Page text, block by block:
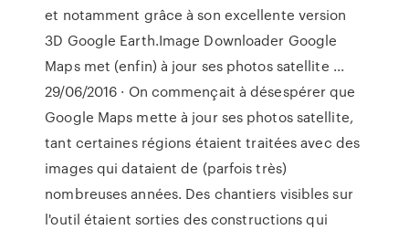
et notamment grâce à son excellente version
3D Google Earth.Image Downloader Google
Maps met (enfin) à jour ses photos satellite ...
29/06/2016 · On commençait à désespérer que
Google Maps mette à jour ses photos satellite,
tant certaines régions étaient traitées avec des
images qui dataient de (parfois très)
nombreuses années. Des chantiers visibles sur
l'outil étaient sorties des constructions qui